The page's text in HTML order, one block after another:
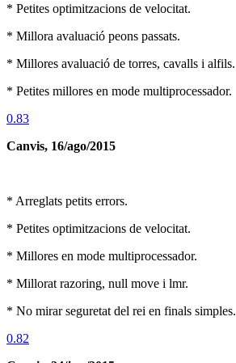
* Petites optimitzacions de velocitat.
* Millora avaluació peons passats.
* Millores avaluació de torres, cavalls i alfils.
* Petites millores en mode multiprocessador.
0.83
Canvis, 16/ago/2015
* Arreglats petits errors.
* Petites optimitzacions de velocitat.
* Millores en mode multiprocessador.
* Millorat razoring, null move i lmr.
* No mirar seguretat del rei en finals simples.
0.82